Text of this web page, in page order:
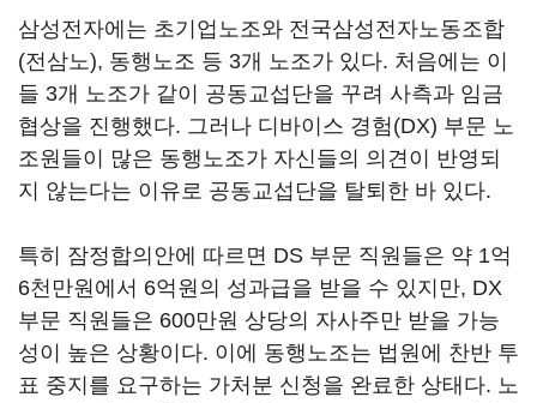
삼성전자에는 초기업노조와 전국삼성전자노동조합
(전삼노), 동행노조 등 3개 노조가 있다. 처음에는 이
들 3개 노조가 같이 공동교섭단을 꾸려 사측과 임금
협상을 진행했다. 그러나 디바이스 경험(DX) 부문 노
조원들이 많은 동행노조가 자신들의 의견이 반영되
지 않는다는 이유로 공동교섭단을 탈퇴한 바 있다.
특히 잠정합의안에 따르면 DS 부문 직원들은 약 1억
6천만원에서 6억원의 성과급을 받을 수 있지만, DX
부문 직원들은 600만원 상당의 자사주만 받을 가능
성이 높은 상황이다. 이에 동행노조는 법원에 찬반 투
표 중지를 요구하는 가처분 신청을 완료한 상태다. 노